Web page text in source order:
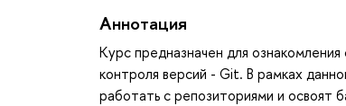
Аннотация
Курс предназначен для
контроля версий - Git. В рамках
работать с репозиториями и освоят